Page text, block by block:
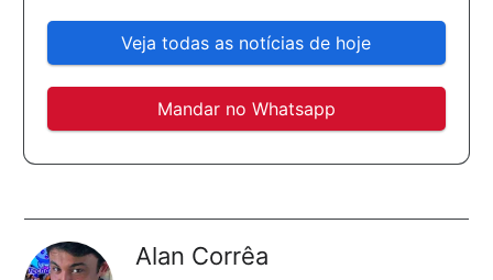
Veja todas as notícias de hoje
Mandar no Whatsapp
Alan Corrêa